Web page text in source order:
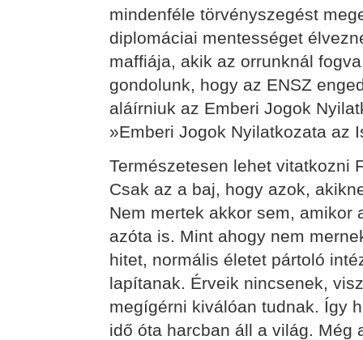
mindenféle törvényszegést
diplomáciai mentességet
maffiája, akik az orrunknál
gondolunk, hogy az ENSZ
aláírniuk az Emberi Jogok
»Emberi Jogok Nyilatkozata az
Természetesen lehet vitatkozni
Csak az a baj, hogy azok,
Nem mertek akkor sem, amikor
azóta is. Mint ahogy nem
hitet, normális életet pártoló
lapítanak. Érveik nincsenek,
megígérni kiválóan tudnak. Így
idő óta harcban áll a világ. Még